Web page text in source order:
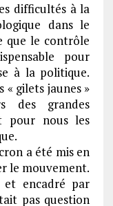
difficultés à la
dans le
que le contrôle
pour
à la politique.
« gilets jaunes »
des grandes
pour nous les
a été mis en
le mouvement.
et encadré par
pas question